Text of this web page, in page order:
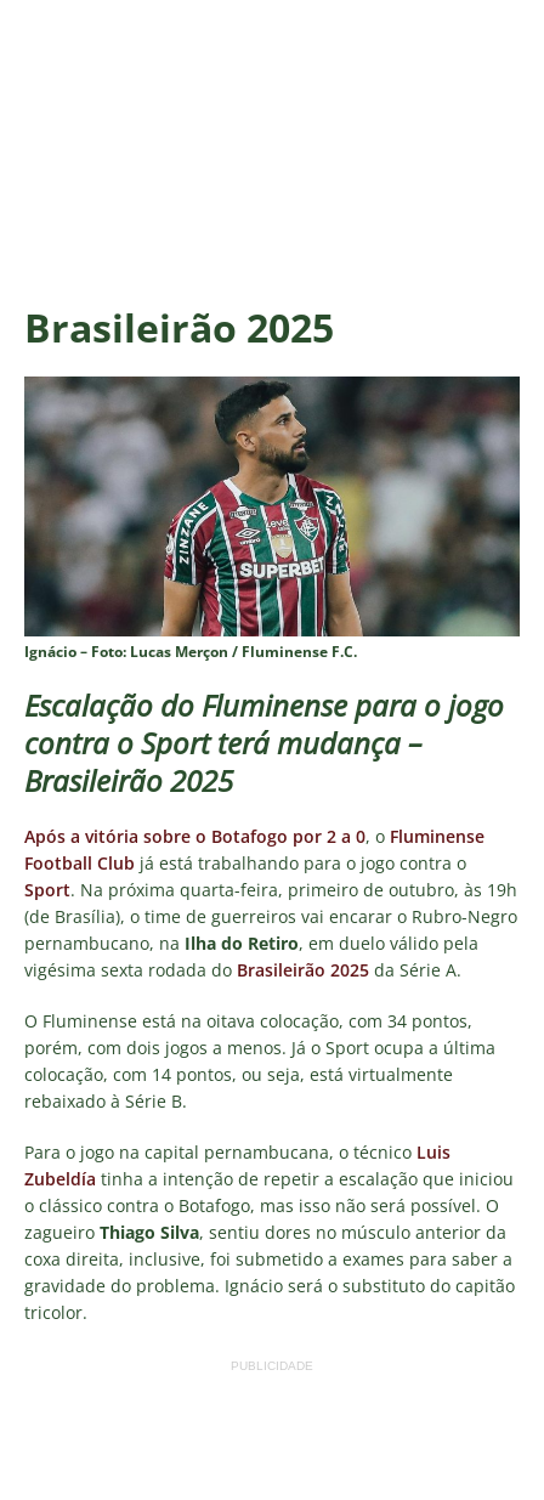
Brasileirão 2025
Ignácio – Foto: Lucas Merçon / Fluminense F.C.
Escalação do Fluminense para o jogo
contra o Sport terá mudança –
Brasileirão 2025
Após a vitória sobre o Botafogo por 2 a 0, o Fluminense
Football Club já está trabalhando para o jogo contra o
Sport. Na próxima quarta-feira, primeiro de outubro, às 19h
(de Brasília), o time de guerreiros vai encarar o Rubro-Negro
pernambucano, na Ilha do Retiro, em duelo válido pela
vigésima sexta rodada do Brasileirão 2025 da Série A.
O Fluminense está na oitava colocação, com 34 pontos,
porém, com dois jogos a menos. Já o Sport ocupa a última
colocação, com 14 pontos, ou seja, está virtualmente
rebaixado à Série B.
Para o jogo na capital pernambucana, o técnico Luis
Zubeldía tinha a intenção de repetir a escalação que iniciou
o clássico contra o Botafogo, mas isso não será possível. O
zagueiro Thiago Silva, sentiu dores no músculo anterior da
coxa direita, inclusive, foi submetido a exames para saber a
gravidade do problema. Ignácio será o substituto do capitão
tricolor.
PUBLICIDADE